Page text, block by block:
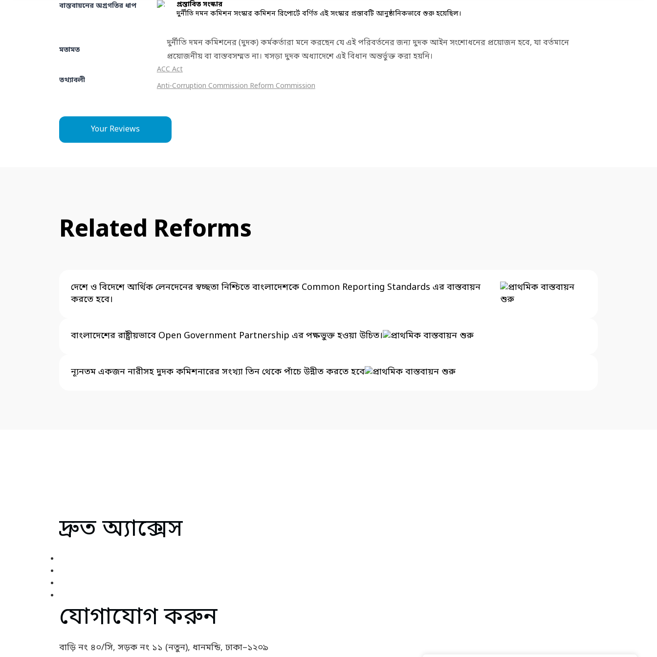
বাস্তবায়নের অগ্রগতির ধাপ
প্রস্তাবিত সংস্কার
দুর্নীতি দমন কমিশন সংস্কার কমিশন রিপোর্টে বর্ণিত এই সংস্কার প্রস্তাবটি আনুষ্ঠানিকভাবে শুরু হয়েছিল।
মতামত
দুর্নীতি দমন কমিশনের (দুদক) কর্মকর্তারা মনে করছেন যে এই পরিবর্তনের জন্য দুদক আইন সংশোধনের প্রয়োজন হবে, যা বর্তমানে
প্রয়োজনীয় বা বাস্তবসম্মত না। খসড়া দুদক অধ্যাদেশে এই বিধান অন্তর্ভুক্ত করা হয়নি।
তথ্যাবলী
ACC Act
Anti-Corruption Commission Reform Commission
Your Reviews
Related Reforms
দেশে ও বিদেশে আর্থিক লেনদেনের স্বচ্ছতা নিশ্চিতে বাংলাদেশকে Common Reporting Standards এর বাস্তবায়ন
করতে হবে।
বাংলাদেশের রাষ্ট্রীয়ভাবে Open Government Partnership এর পক্ষভুক্ত হওয়া উচিত।
ন্যূনতম একজন নারীসহ দুদক কমিশনারের সংখ্যা তিন থেকে পাঁচে উন্নীত করতে হবে
দ্রুত অ্যাক্সেস
যোগাযোগ করুন
বাড়ি নং ৪০/সি, সড়ক নং ১১ (নতুন), ধানমন্ডি, ঢাকা–১২০৯